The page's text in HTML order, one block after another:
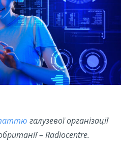
галузевої організації
– Radiocentre.